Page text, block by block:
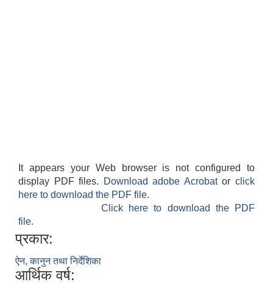
It appears your Web browser is not configured to
display PDF files.
Download adobe Acrobatorclick
here to download the PDF file.
Click here to download the PDF
file.
प्रकार:
ऐन, कानुन तथा निर्देशिका
आर्थिक वर्ष: